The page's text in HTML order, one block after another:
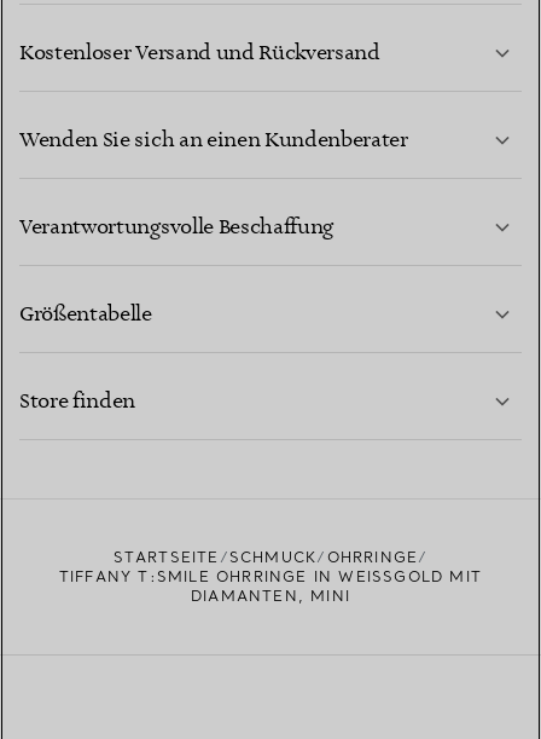
Kostenloser Versand und Rückversand
Wenden Sie sich an einen Kundenberater
Verantwortungsvolle Beschaffung
Größentabelle
Store finden
STARTSEITE SCHMUCK
OHRRINGE
TIFFANY T:SMILE OHRRINGE IN WEISSGOLD MIT D
IAMANTEN, MINI